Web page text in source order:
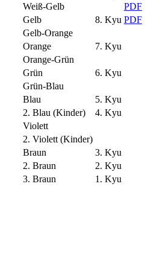
Weiß-Gelb
PDF
Gelb
8. Kyu PDF
Gelb-Orange
Orange
7. Kyu
Orange-Grün
Grün
6. Kyu
Grün-Blau
Blau
5. Kyu
2. Blau (Kinder)
4. Kyu
Violett
2. Violett (Kinder)
Braun
3. Kyu
2. Braun
2. Kyu
3. Braun
1. Kyu